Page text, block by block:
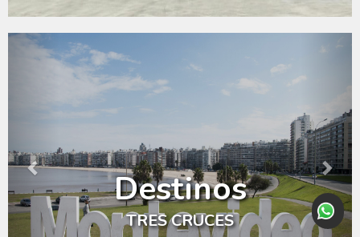
Destinos
TRES CRUCES
Previous Next